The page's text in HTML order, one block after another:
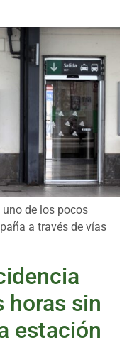
de los pocos
a través de vías
horas sin
estación